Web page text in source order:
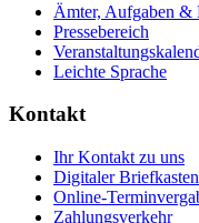
Ämter, Aufgaben &
Pressebereich
Leichte Sprache
Kontakt
Ihr Kontakt zu uns
Digitaler Briefkasten
Online-
Zahlungsverkehr